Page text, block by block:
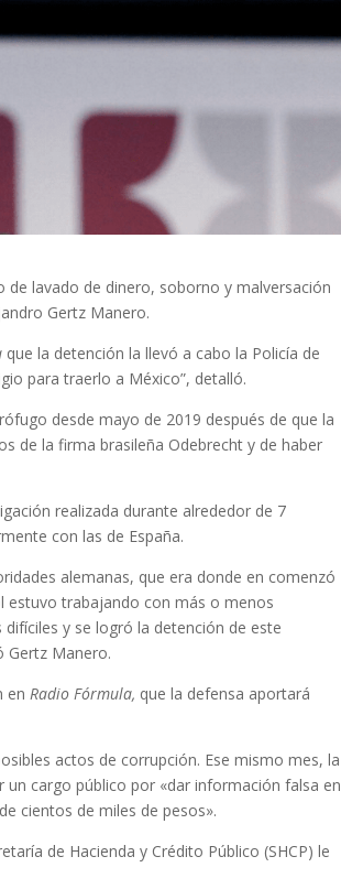
lavado de dinero, soborno y malversación
Gertz Manero.
que la detención la llevó a cabo la Policía de
para traerlo a México”, detalló.
desde mayo de 2019 después de que la
de la firma brasileña Odebrecht y de haber
realizada durante alrededor de 7
con las de España.
alemanas, que era donde en comenzó
estuvo trabajando con más o menos
y se logró la detención de este
Gertz Manero.
enRadio Fórmula, que la defensa aportará
actos de corrupción. Ese mismo mes, la
un cargo público por «dar información falsa en
cientos de miles de pesos».
de Hacienda y Crédito Público (SHCP) le